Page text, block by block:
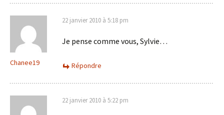
Chanee19
22 janvier 2010 à 5:18 pm
Je pense comme vous, Sylvie…
Répondre
22 janvier 2010 à 5:22 pm